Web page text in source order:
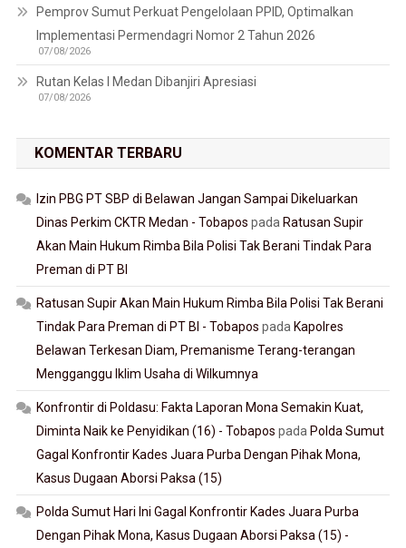
Pemprov Sumut Perkuat Pengelolaan PPID, Optimalkan
Implementasi Permendagri Nomor 2 Tahun 2026
07/08/2026
Rutan Kelas I Medan Dibanjiri Apresiasi
07/08/2026
KOMENTAR TERBARU
Izin PBG PT SBP di Belawan Jangan Sampai Dikeluarkan
Dinas Perkim CKTR Medan - Tobapos pada Ratusan Supir
Akan Main Hukum Rimba Bila Polisi Tak Berani Tindak Para
Preman di PT BI
Ratusan Supir Akan Main Hukum Rimba Bila Polisi Tak Berani
Tindak Para Preman di PT BI - Tobapos pada Kapolres
Belawan Terkesan Diam, Premanisme Terang-terangan
Mengganggu Iklim Usaha di Wilkumnya
Konfrontir di Poldasu: Fakta Laporan Mona Semakin Kuat,
Diminta Naik ke Penyidikan (16) - Tobapos pada Polda Sumut
Gagal Konfrontir Kades Juara Purba Dengan Pihak Mona,
Kasus Dugaan Aborsi Paksa (15)
Polda Sumut Hari Ini Gagal Konfrontir Kades Juara Purba
Dengan Pihak Mona, Kasus Dugaan Aborsi Paksa (15) -